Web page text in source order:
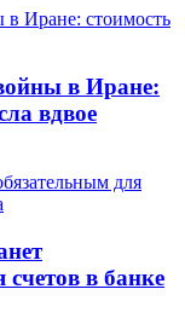
в Иране:
вдвое
в банке